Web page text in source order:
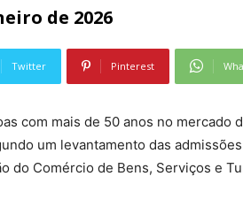
de 2026
Twitter Pinterest
com mais de 50 anos no mercado
um levantamento das
do Comércio de Bens, Serviços e